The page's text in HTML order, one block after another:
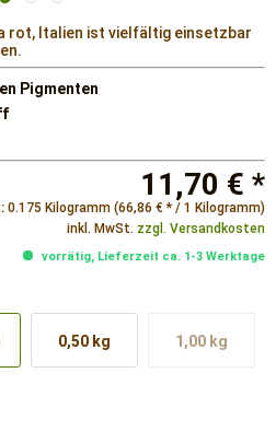
rot, Italien ist vielfältig einsetzbar
Pigmenten
11,70 € *
0.175 Kilogramm (66,86 € * / 1 Kilogramm)
inkl. MwSt. zzgl. Versandkosten
vorrätig, Lieferzeit ca. 1-3 Werktage
0,50 kg 1,00 kg